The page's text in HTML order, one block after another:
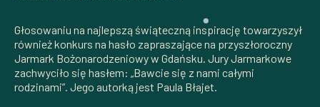
Głosowaniu na najlepszą świąteczną inspirację towarzyszył
również konkurs na hasło zapraszające na przyszłoroczny
Jarmark Bożonarodzeniowy w Gdańsku. Jury Jarmarkowe
zachwyciło się hasłem: „Bawcie się z nami całymi
rodzinami”. Jego autorką jest Paula Błajet.